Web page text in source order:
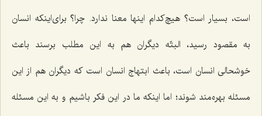
است، بسیار است؟ هیچ‌کدام اینها معنا ندارد. چرا؟ برای‌اینکه انسان
به مقصود رسید، البتّه دیگران هم به این مطلب برسند باعث
خوشحالی انسان است، باعث ابتهاج انسان است که دیگران هم از این
مسئله بهره‌مند شوند؛ اما اینکه ما در این فکر باشیم و به این مسئله